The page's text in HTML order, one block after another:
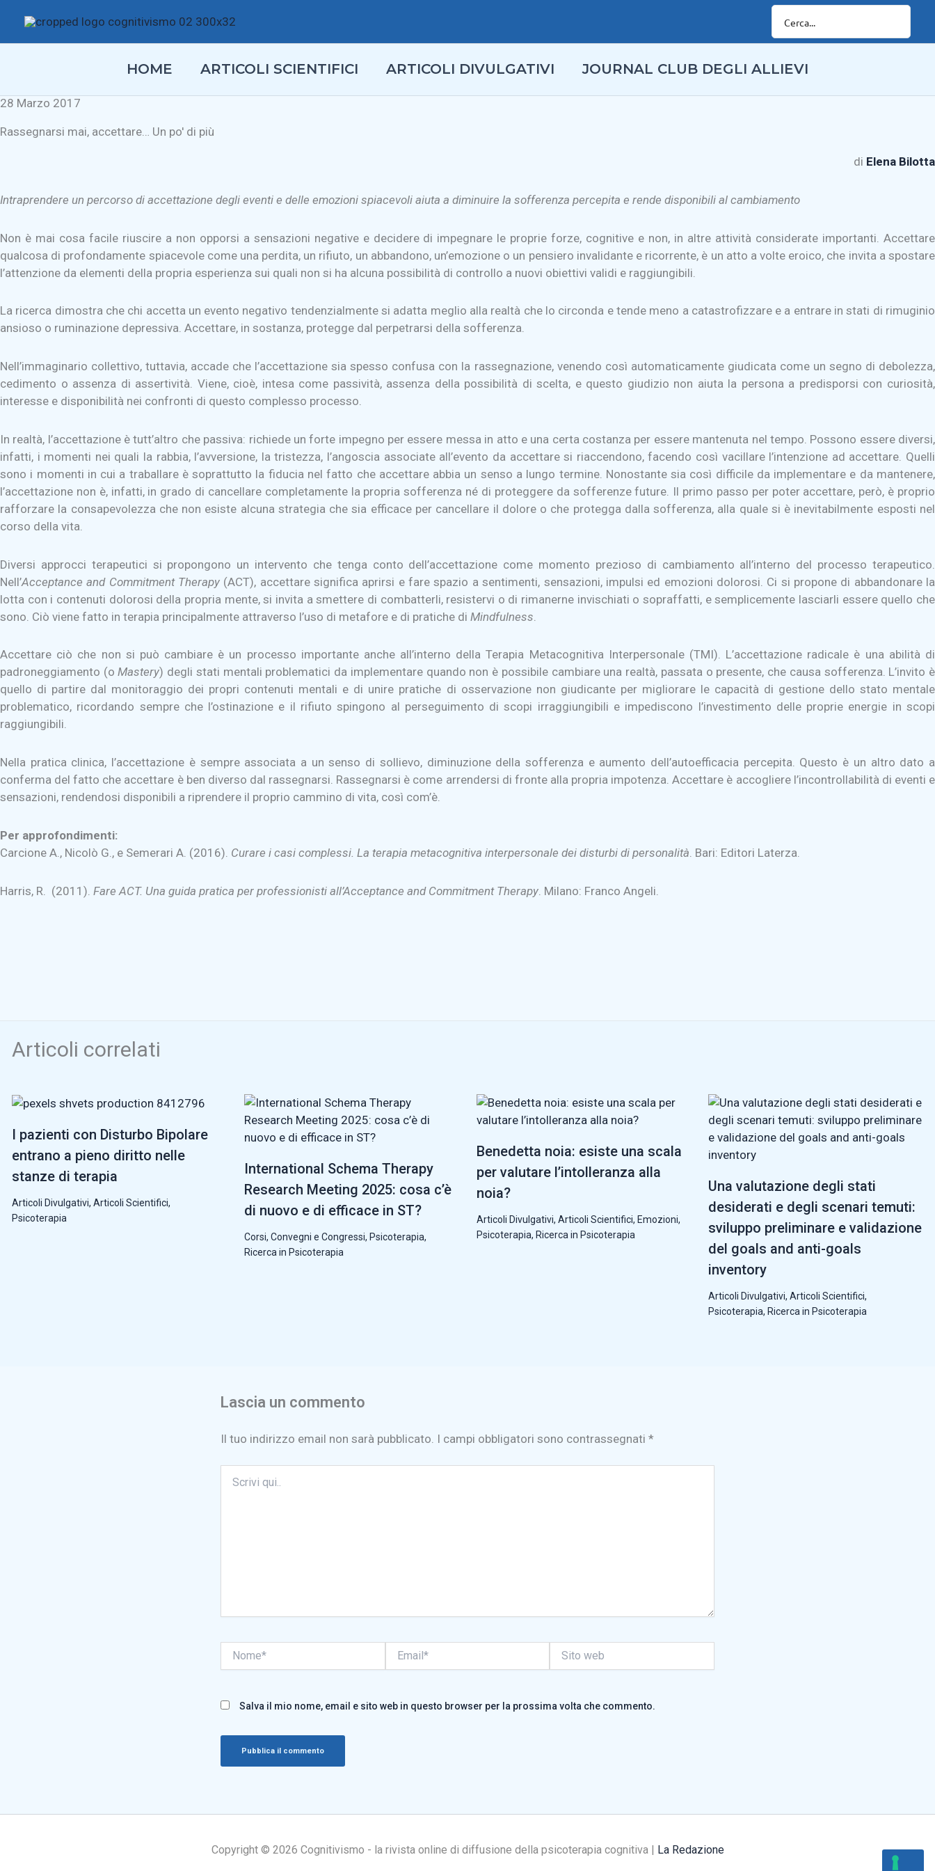
contenuto
HOME ARTICOLI SCIENTIFICI ARTICOLI DIVULGATIVI JOURNAL CLUB DEGLI ALLIEVI
28 Marzo 2017
Rassegnarsi mai, accettare… Un po' di più
di Elena Bilotta
Intraprendere un percorso di accettazione degli eventi e delle emozioni spiacevoli aiuta a diminuire la sofferenza percepita e rende disponibili al cambiamento
Non è mai cosa facile riuscire a non opporsi a sensazioni negative e decidere di impegnare le proprie forze, cognitive e non, in altre attività considerate importanti. Accettare
qualcosa di profondamente spiacevole come una perdita, un rifiuto, un abbandono, un’emozione o un pensiero invalidante e ricorrente, è un atto a volte eroico, che invita a spostare
l’attenzione da elementi della propria esperienza sui quali non si ha alcuna possibilità di controllo a nuovi obiettivi validi e raggiungibili.
La ricerca dimostra che chi accetta un evento negativo tendenzialmente si adatta meglio alla realtà che lo circonda e tende meno a catastrofizzare e a entrare in stati di rimuginio
ansioso o ruminazione depressiva. Accettare, in sostanza, protegge dal perpetrarsi della sofferenza.
Nell’immaginario collettivo, tuttavia, accade che l’accettazione sia spesso confusa con la rassegnazione, venendo così automaticamente giudicata come un segno di debolezza,
cedimento o assenza di assertività. Viene, cioè, intesa come passività, assenza della possibilità di scelta, e questo giudizio non aiuta la persona a predisporsi con curiosità,
interesse e disponibilità nei confronti di questo complesso processo.
In realtà, l’accettazione è tutt’altro che passiva: richiede un forte impegno per essere messa in atto e una certa costanza per essere mantenuta nel tempo. Possono essere diversi,
infatti, i momenti nei quali la rabbia, l’avversione, la tristezza, l’angoscia associate all’evento da accettare si riaccendono, facendo così vacillare l’intenzione ad accettare. Quelli
sono i momenti in cui a traballare è soprattutto la fiducia nel fatto che accettare abbia un senso a lungo termine. Nonostante sia così difficile da implementare e da mantenere,
l’accettazione non è, infatti, in grado di cancellare completamente la propria sofferenza né di proteggere da sofferenze future. Il primo passo per poter accettare, però, è proprio
rafforzare la consapevolezza che non esiste alcuna strategia che sia efficace per cancellare il dolore o che protegga dalla sofferenza, alla quale si è inevitabilmente esposti nel
corso della vita.
Diversi approcci terapeutici si propongono un intervento che tenga conto dell’accettazione come momento prezioso di cambiamento all’interno del processo terapeutico.
Nell’Acceptance and Commitment Therapy (ACT), accettare significa aprirsi e fare spazio a sentimenti, sensazioni, impulsi ed emozioni dolorosi. Ci si propone di abbandonare la
lotta con i contenuti dolorosi della propria mente, si invita a smettere di combatterli, resistervi o di rimanerne invischiati o sopraffatti, e semplicemente lasciarli essere quello che
sono. Ciò viene fatto in terapia principalmente attraverso l’uso di metafore e di pratiche di Mindfulness
Accettare ciò che non si può cambiare è un processo importante anche all’interno della Terapia Metacognitiva Interpersonale (TMI). L’accettazione radicale è una abilità di
padroneggiamento (oMastery) degli stati mentali problematici da implementare quando non è possibile cambiare una realtà, passata o presente, che causa sofferenza. L’invito è
quello di partire dal monitoraggio dei propri contenuti mentali e di unire pratiche di osservazione non giudicante per migliorare le capacità di gestione dello stato mentale
problematico, ricordando sempre che l’ostinazione e il rifiuto spingono al perseguimento di scopi irraggiungibili e impediscono l’investimento delle proprie energie in scopi
raggiungibili.
Nella pratica clinica, l’accettazione è sempre associata a un senso di sollievo, diminuzione della sofferenza e aumento dell’autoefficacia percepita. Questo è un altro dato a
conferma del fatto che accettare è ben diverso dal rassegnarsi. Rassegnarsi è come arrendersi di fronte alla propria impotenza. Accettare è accogliere l’incontrollabilità di eventi e
sensazioni, rendendosi disponibili a riprendere il proprio cammino di vita, così com’è.
Per approfondimenti:
Carcione A., Nicolò G., e Semerari A. (2016). Curare i casi complessi. La terapia metacognitiva interpersonale dei disturbi di personalità . Bari: Editori Laterza.
Harris, R. (2011). Fare ACT. Una guida pratica per professionisti all’Acceptance and Commitment Therapy . Milano: Franco Angeli.
Articoli correlati
I pazienti con Disturbo Bipolare
entrano a pieno diritto nelle
stanze di terapia
Articoli Divulgativi, Articoli Scientifici,
Psicoterapia
International Schema Therapy
Research Meeting 2025: cosa c’è
di nuovo e di efficace in ST?
Corsi, Convegni e Congressi, Psicoterapia,
Ricerca in Psicoterapia
Benedetta noia: esiste una scala
per valutare l’intolleranza alla
noia?
Articoli Divulgativi, Articoli Scientifici, Emozioni,
Psicoterapia, Ricerca in Psicoterapia
Una valutazione degli stati
desiderati e degli scenari temuti:
sviluppo preliminare e validazione
del goals and anti-goals
inventory
Articoli Divulgativi,Articoli Scientifici,
Psicoterapia,Ricerca in Psicoterapia
Lascia un commento
Il tuo indirizzo email non sarà pubblicato. I campi obbligatori sono contrassegnati *
qui..
web
Salva il mio nome, email e sito web in questo browser per la prossima volta che commento.
Copyright © 2026 Cognitivismo - la rivista online di diffusione della psicoterapia cognitiva | La Redazione